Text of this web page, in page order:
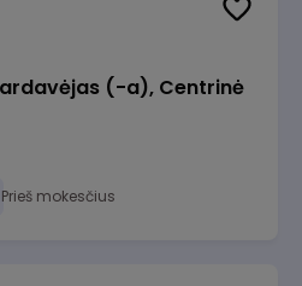
(-a), Centrinė
Prieš mokesčius